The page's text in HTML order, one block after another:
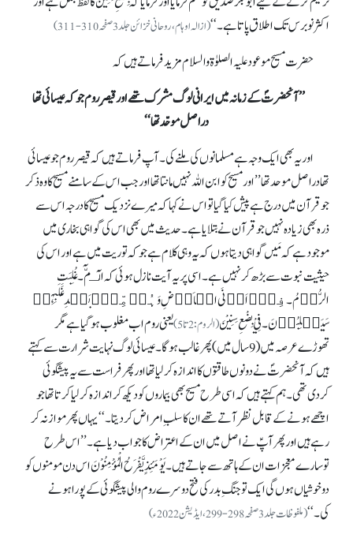
اکثر نو برس تک اطلاق پاتا ہے۔‘‘(ازالہ اوہام ، روحانی خزائن جلد 3 صفحہ 310-311 )
حضرت مسیح موعود علیہ الصلوٰة والسلام مزید فرماتے ہیں کہ
’’آنحضرتؐ کے زمانہ میں ایرانی لوگ مشرک تھے اور قیصرِ روم جو کہ عیسائی تھا
دراصل موحّد تھا‘‘
اور یہ بھی ایک وجہ ہے مسلمانوں کی ملنے کی۔ آپ فرماتے ہیں کہ قیصر روم جو عیسائی
تھا دراصل موحد تھا ’’اور مسیح کو ابن اللہ نہیں مانتا تھا اور جب اس کے سامنے مسیح کا وہ ذکر
جو قرآن میں درج ہے پیش کیا گیا تو اس نے کہا کہ میرے نزدیک مسیح کادرجہ اس سے
ذرہ بھی زیادہ نہیں جو قرآن نے بتلایا ہے۔ حدیث میں بھی اس کی گواہی بخاری میں
موجود ہے کہ مَیں گواہی دیتا ہوں کہ یہ وہی کلام ہے جو کہ توریت میں ہے اور اس کی
حیثیت نبوت سے بڑھ کر نہیں ہے۔ اسی پر یہ آیت نازل ہوئی کہ الٓـمّٓ۔غُلِبَتِ
الرُّوۡمُ۔ فِیۡۤ اَدۡنَی الۡاَرۡضِ وَہُمۡ مِّنۡۢ بَعۡدِ غَلَبِہِمۡ
سَیَغۡلِبُوۡنَ۔ فِيْ بِضْعِ سِنِيْنَ(الروم:2تا 5)
یعنی روم اب مغلوب ہوگیا ہے مگر
تھوڑے عرصہ میں (9 سال میں) پھر غالب ہوگا۔ عیسائی لوگ نہایت شرارت سے کہتے
ہیں کہ آنحضرتؐ نے دونوں طاقتوں کااندازہ کر لیا تھا اور پھر فراست سے یہ پیشگوئی
کردی تھی۔ ہم کہتے ہیں کہ اسی طرح مسیح بھی بیماروں کو دیکھ کر اندازہ کر لیا کرتا تھا جو
اچھے ہونے کے قابل نظر آتے تھے ان کا سلبِ امراض کر دیتا۔‘‘ یہاں پھر موازنہ کر
رہے ہیں اور پھر آپؑ نے اصل میں ان کے اعتراض کا جواب دیا ہے۔ ’’اس طرح
توسارے معجزات ان کے ہاتھ سے جاتے ہیں۔ يَوْمَئِذٍ يَّفْرَحُ الْمُؤْمِنُوْنَ اس دن مومنوں کو
دو خوشیاں ہوں گی ایک تو جنگِ بدر کی فتح دوسرے روم والی پیشگوئی کے پورا ہونے
کی۔‘‘(ملفوظات جلد3صفحہ 298-299، ایڈیشن 2022ء)